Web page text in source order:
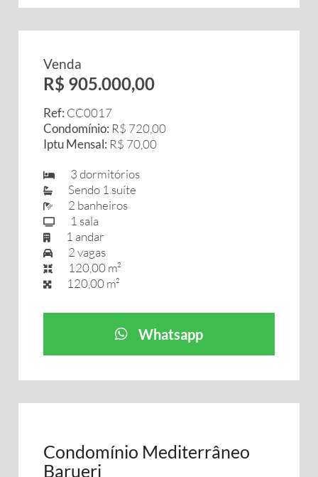
Venda
R$ 905.000,00
Ref: CC0017
Condomínio: R$ 720,00
Iptu Mensal: R$ 70,00
3 dormitórios
Sendo 1 suíte
2 banheiros
1 sala
1 andar
2 vagas
120,00 m²
120,00 m²
Whatsapp
Condomínio Mediterrâneo
Barueri